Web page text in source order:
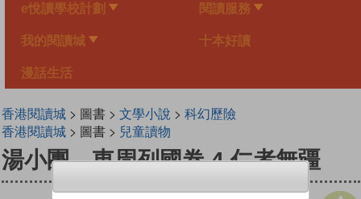
e悅讀學校計劃 閱讀服務
我的閱讀城 十本好讀
漫話生活
香港閱讀城> 圖書 > 文學小說 > 科幻歷險
香港閱讀城> 圖書 > 兒童讀物
湯小團．東周列國卷 4 仁者無疆